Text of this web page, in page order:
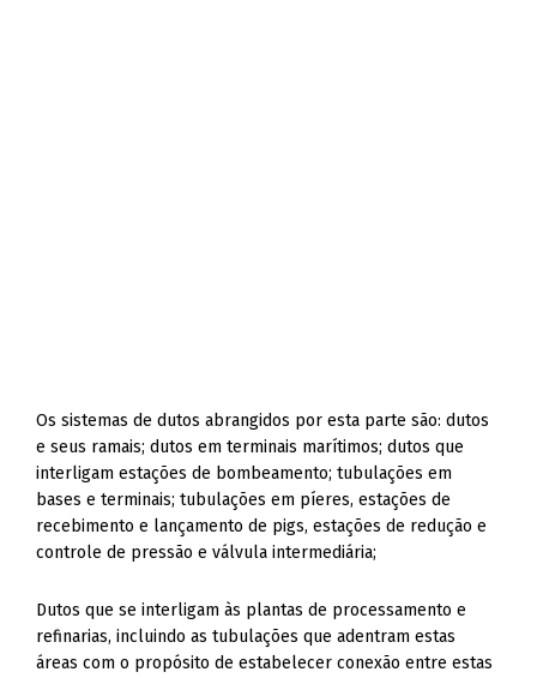
Os sistemas de dutos abrangidos por esta parte são: dutos
e seus ramais; dutos em terminais marítimos; dutos que
interligam estações de bombeamento; tubulações em
bases e terminais; tubulações em píeres, estações de
recebimento e lançamento de pigs, estações de redução e
controle de pressão e válvula intermediária;
Dutos que se interligam às plantas de processamento e
refinarias, incluindo as tubulações que adentram estas
áreas com o propósito de estabelecer conexão entre estas